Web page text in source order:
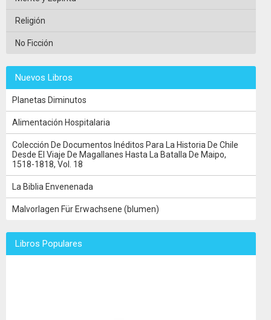
Religión
No Ficción
Nuevos Libros
Planetas Diminutos
Alimentación Hospitalaria
Colección De Documentos Inéditos Para La Historia De Chile
Desde El Viaje De Magallanes Hasta La Batalla De Maipo,
1518-1818, Vol. 18
La Biblia Envenenada
Malvorlagen Für Erwachsene (blumen)
Libros Populares